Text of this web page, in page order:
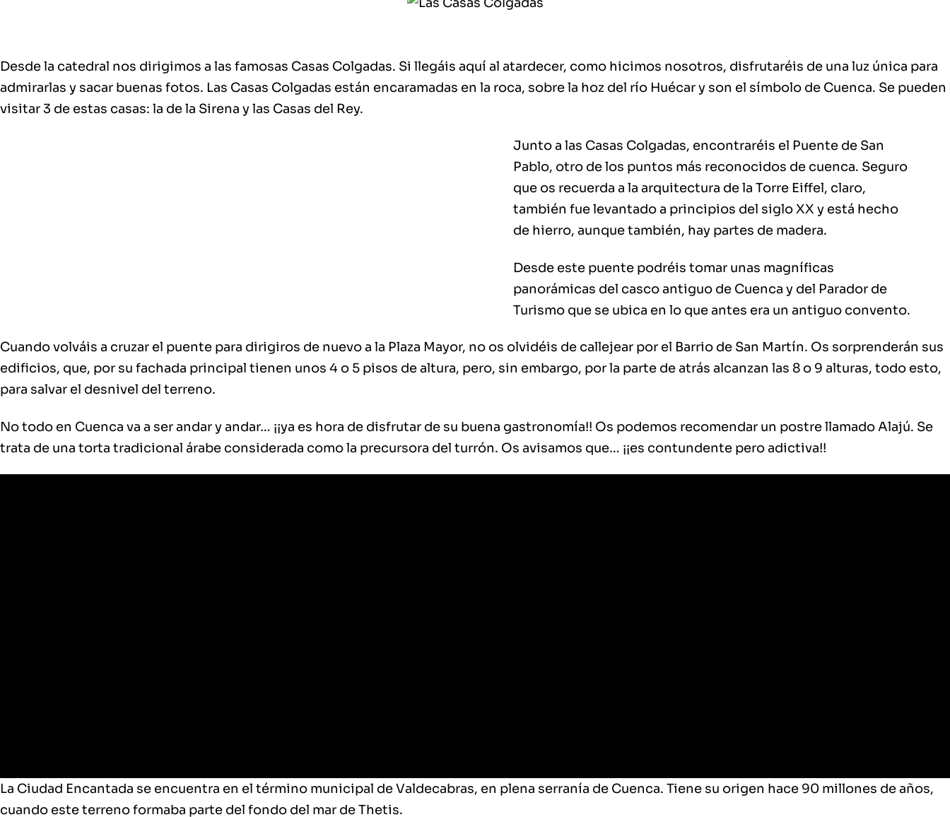
Desde la catedral nos dirigimos a las famosas Casas Colgadas. Si llegáis aquí al atardecer, como hicimos nosotros, disfrutaréis de una luz única para
admirarlas y sacar buenas fotos. Las Casas Colgadas están encaramadas en la roca, sobre la hoz del río Huécar y son el símbolo de Cuenca. Se pueden
visitar 3 de estas casas: la de la Sirena y las Casas del Rey.
Junto a las Casas Colgadas, encontraréis el Puente de San
Pablo, otro de los puntos más reconocidos de cuenca. Seguro
que os recuerda a la arquitectura de la Torre Eiffel, claro,
también fue levantado a principios del siglo XX y está hecho
de hierro, aunque también, hay partes de madera.
Desde este puente podréis tomar unas magníficas
panorámicas del casco antiguo de Cuenca y del Parador de
Turismo que se ubica en lo que antes era un antiguo convento.
Cuando volváis a cruzar el puente para dirigiros de nuevo a la Plaza Mayor, no os olvidéis de callejear por el Barrio de San Martín. Os sorprenderán sus
edificios, que, por su fachada principal tienen unos 4 o 5 pisos de altura, pero, sin embargo, por la parte de atrás alcanzan las 8 o 9 alturas, todo esto,
para salvar el desnivel del terreno.
No todo en Cuenca va a ser andar y andar… ¡¡ya es hora de disfrutar de su buena gastronomía!! Os podemos recomendar un postre llamado Alajú. Se
trata de una torta tradicional árabe considerada como la precursora del turrón. Os avisamos que… ¡¡es contundente pero adictiva!!
La Ciudad Encantada se encuentra en el término municipal de Valdecabras, en plena serranía de Cuenca. Tiene su origen hace 90 millones de años,
cuando este terreno formaba parte del fondo del mar de Thetis.